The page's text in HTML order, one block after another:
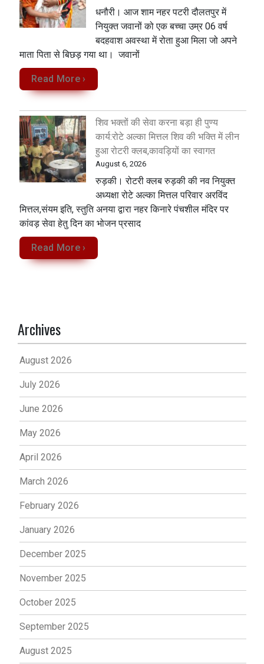
धनौरी। आज शाम नहर पटरी दौलतपुर में
नियुक्त जवानों को एक बच्चा उम्र 06 वर्ष
बदहवाश अवस्था में रोता हुआ मिला जो अपने
माता पिता से बिछड़ गया था। जवानों
Read More ›
शिव भक्तों की सेवा करना बड़ा ही पुण्य
कार्य:रोटे अल्का मित्तल शिव की भक्ति में लीन
हुआ रोटरी क्लब,कावड़ियों का स्वागत
August 6, 2026
रुड़की। रोटरी क्लब रुड़की की नव नियुक्त
अध्यक्षा रोटे अल्का मित्तल परिवार अरविंद
मित्तल,संयम इति, स्तुति अनया द्वारा नहर किनारे पंचशील मंदिर पर
कांवड़ सेवा‌ हेतु दिन का भोजन प्रसाद
Read More ›
Archives
August 2026
July 2026
June 2026
May 2026
April 2026
March 2026
February 2026
January 2026
December 2025
November 2025
October 2025
September 2025
August 2025